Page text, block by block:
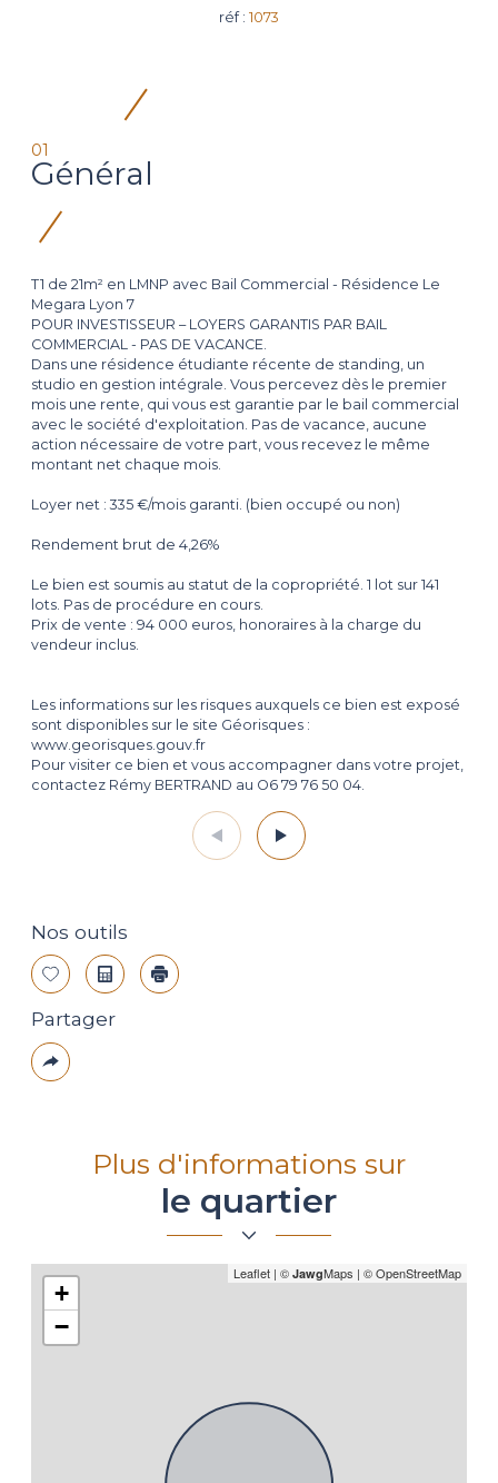
réf : 1073
01
Général
T1 de 21m² en LMNP avec Bail Commercial - Résidence Le
Megara Lyon 7
POUR INVESTISSEUR – LOYERS GARANTIS PAR BAIL
COMMERCIAL - PAS DE VACANCE.
Dans une résidence étudiante récente de standing, un
studio en gestion intégrale. Vous percevez dès le premier
mois une rente, qui vous est garantie par le bail commercial
avec le société d'exploitation. Pas de vacance, aucune
action nécessaire de votre part, vous recevez le même
montant net chaque mois.
Loyer net : 335 €/mois garanti. (bien occupé ou non)
Rendement brut de 4,26%
Le bien est soumis au statut de la copropriété. 1 lot sur 141
lots. Pas de procédure en cours.
Prix de vente : 94 000 euros, honoraires à la charge du
vendeur inclus.
Les informations sur les risques auxquels ce bien est exposé
sont disponibles sur le site Géorisques :
www.georisques.gouv.fr
Pour visiter ce bien et vous accompagner dans votre projet,
contactez Rémy BERTRAND au O6 79 76 50 04.
Nos outils
Sélectionner
Calculatrice
Imprimer
Partager
Plus
de
Plus d'informations sur
le quartier
+
−
Leaflet | © JawgMaps | © OpenStreetMap